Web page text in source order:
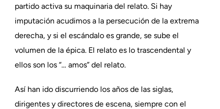
partido activa su maquinaria del relato. Si hay
imputación acudimos a la persecución de la extrema
derecha, y si el escándalo es grande, se sube el
volumen de la épica. El relato es lo trascendental y
ellos son los “… amos” del relato.
Así han ido discurriendo los años de las siglas,
dirigentes y directores de escena, siempre con el